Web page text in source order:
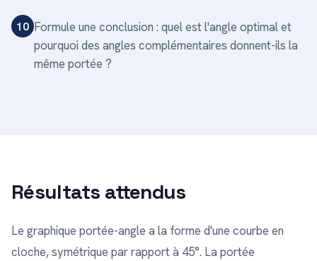
10 Formule une conclusion : quel est l'angle optimal et
pourquoi des angles complémentaires donnent-ils la
même portée ?
Résultats attendus
Le graphique portée-angle a la forme d'une courbe en
cloche, symétrique par rapport à 45°. La portée